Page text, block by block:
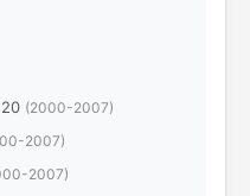
(2000-2007)
2007)
2007)